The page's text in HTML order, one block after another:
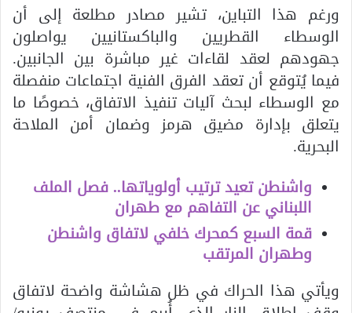
ورغم هذا التباين، تشير مصادر مطلعة إلى أن
الوسطاء القطريين والباكستانيين يواصلون
جهودهم لعقد لقاءات غير مباشرة بين الجانبين.
فيما يُتوقع أن تعقد الفرق الفنية اجتماعات منفصلة
مع الوسطاء لبحث آليات تنفيذ الاتفاق، خصوصًا ما
يتعلق بإدارة مضيق هرمز وضمان أمن الملاحة
البحرية.
واشنطن تعيد ترتيب أولوياتها.. فصل الملف
اللبناني عن التفاهم مع طهران
قمة السبع كمحرك خلفي لاتفاق واشنطن
وطهران المرتقب
ويأتي هذا الحراك في ظل هشاشة واضحة لاتفاق